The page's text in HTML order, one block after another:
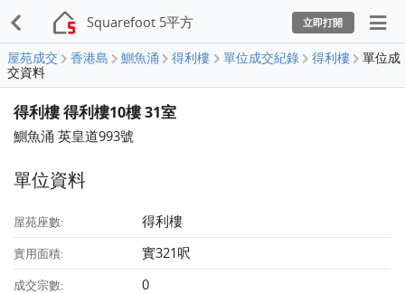
Squarefoot 5平方 立即打開
屋苑成交 香港島 鰂魚涌 得利樓 單位成交紀錄 得利樓
單位成
交資料
得利樓 得利樓10樓 31室
鰂魚涌 英皇道993號
單位資料
屋苑座數: 得利樓
實用面積: 實321呎
成交宗數: 0